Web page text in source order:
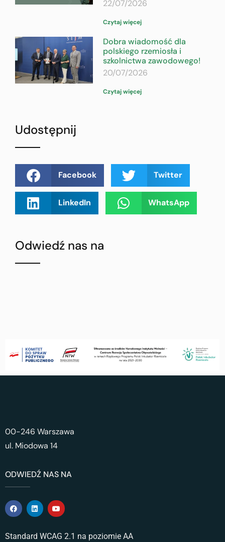
22/07/2026
Czytaj więcej
Dobra wiadomość dla
polskiego rzemiosła i
szkolnictwa zawodowego!
20/07/2026
Czytaj więcej
Udostępnij
Facebook Twitter
LinkedIn WhatsApp
Odwiedź nas na
00-246 Warszawa
ul. Miodowa 14
ODWIEDŹ NAS NA
Standard WCAG 2.1 na poziomie AA